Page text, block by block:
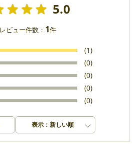
5.0
レビュー件数： 1件
(1)
(0)
(0)
(0)
(0)
表示：新しい順